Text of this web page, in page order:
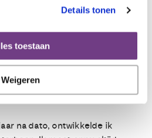
Details tonen
toestaan
Weigeren
en werd een vorm van
Na een jaar had ik geen
teruggekomen. Ik vraag me
van de chemo op mijn
na dato, ontwikkelde ik